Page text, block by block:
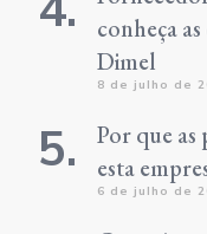
conheça
Dimel
8 de julho de
Por que as
esta
6 de julho de